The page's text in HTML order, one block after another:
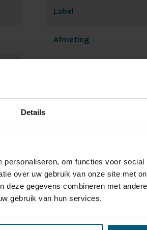
Details
om functies voor social
over uw gebruik van onze site met
deze gegevens combineren met
gebruik van hun services.
Label
Afmeting
6-7-2025 Jochem